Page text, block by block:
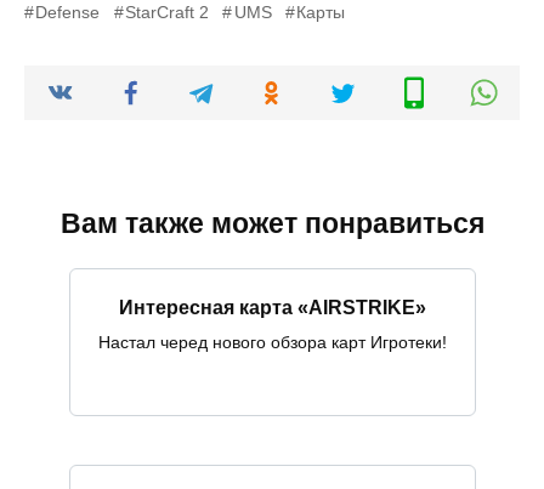
Defense StarCraft 2 UMS Карты
Вам также может понравиться
Интересная карта «AIRSTRIKE»
Настал черед нового обзора карт Игротеки!